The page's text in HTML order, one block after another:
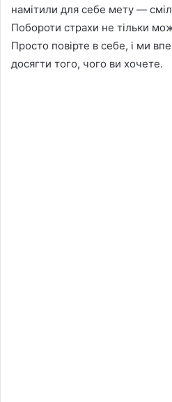
намітили для себе мету —
Побороти страхи не тільки
Просто повірте в себе, і ми
досягти того, чого ви хочете.